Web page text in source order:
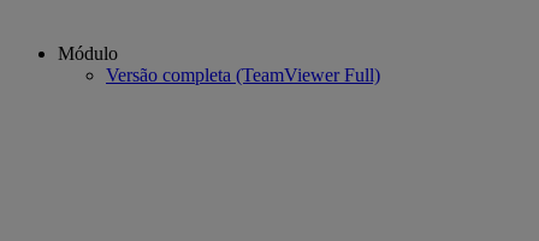
Módulo
Versão completa (TeamViewer Full)